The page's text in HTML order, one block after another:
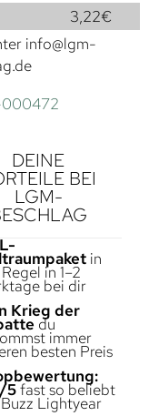
3,22€
info@lgm-
DEINE
BEI
LGM-
in
in 1–2
bei dir
Krieg der
du
immer
besten Preis
5fast so beliebt
Lightyear